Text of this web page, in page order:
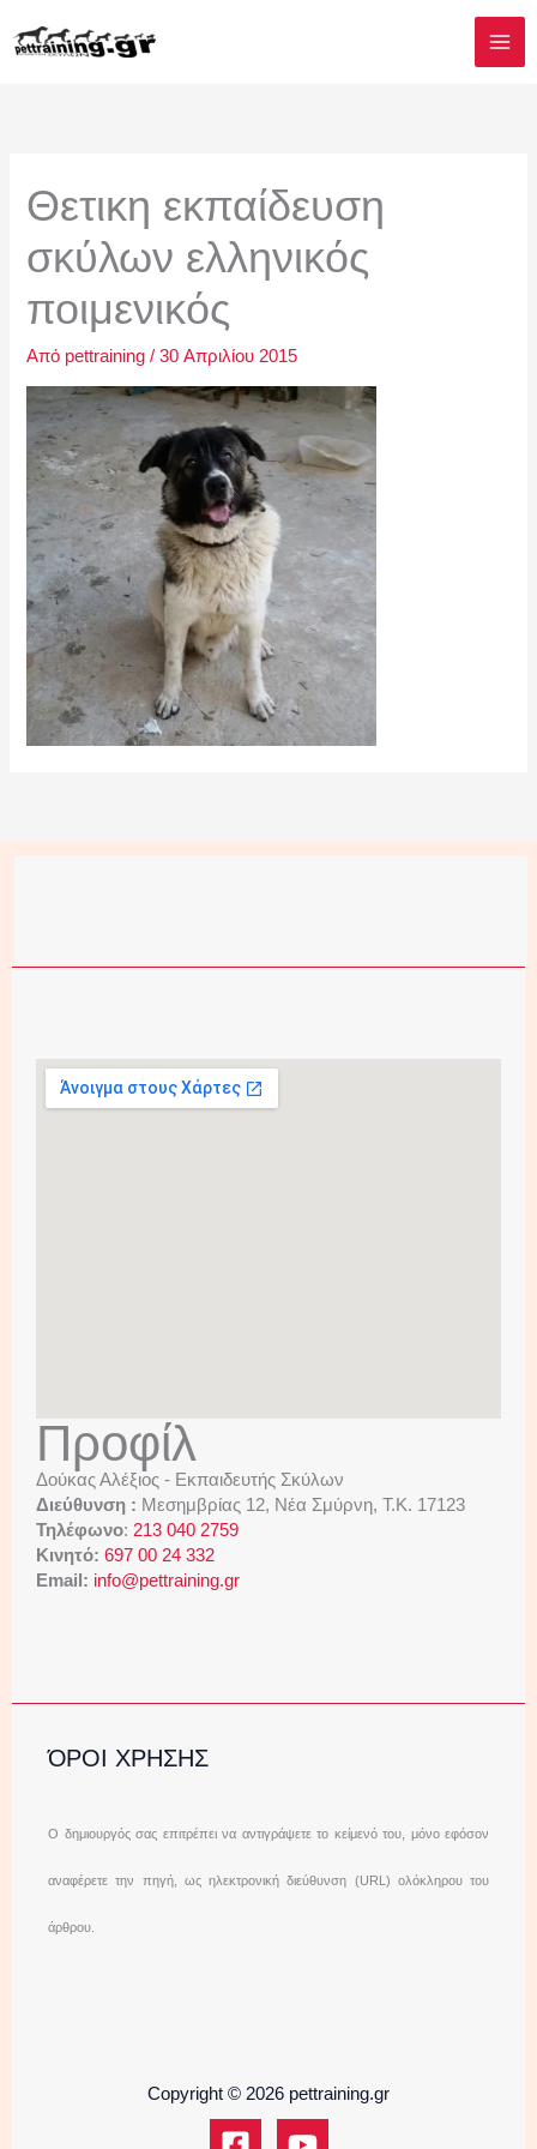
στο
περιεχόμενο
Θετικη εκπαίδευση
σκύλων ελληνικός
ποιμενικός
Από pettraining/30 Απριλίου 2015
Προφίλ
Δούκας Αλέξιος - Εκπαιδευτής Σκύλων
Διεύθυνση : Μεσημβρίας 12, Νέα Σμύρνη, Τ.Κ. 17123
Τηλέφωνο: 213 040 2759
Κινητό: 697 00 24 332
Email: info@pettraining.gr
ΌΡΟΙ ΧΡΗΣΗΣ
Ο δημιουργός σας επιτρέπει να αντιγράψετε το κείμενό του, μόνο εφόσον
αναφέρετε την πηγή, ως ηλεκτρονική διεύθυνση (URL) ολόκληρου του
άρθρου.
Copyright © 2026 pettraining.gr